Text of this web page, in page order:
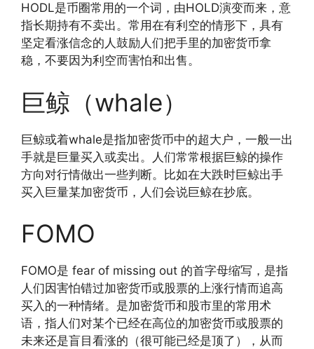
HODL是币圈常用的一个词，由HOLD演变而来，意
指长期持有不卖出。常用在有利空的情形下，具有
坚定看涨信念的人鼓励人们把手里的加密货币拿
稳，不要因为利空而害怕和出售。
巨鲸（whale）
巨鲸或着whale是指加密货币中的超大户，一般一出
手就是巨量买入或卖出。人们常常根据巨鲸的操作
方向对行情做出一些判断。比如在大跌时巨鲸出手
买入巨量某加密货币，人们会说巨鲸在抄底。
FOMO
FOMO是 fear of missing out 的首字母缩写，是指
人们因害怕错过加密货币或股票的上涨行情而追高
买入的一种情绪。是加密货币和股市里的常用术
语，指人们对某个已经在高位的加密货币或股票的
未来还是盲目看涨的（很可能已经是顶了），从而